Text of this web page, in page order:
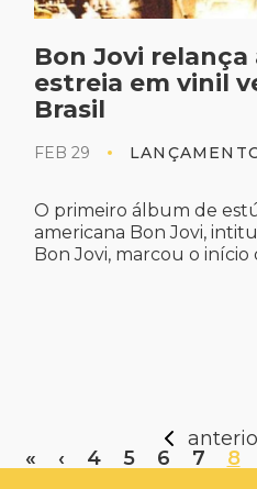
Bon Jovi
estreia em vinil
Brasil
FEB 29
O primeiro álbum de
americana Bon Jovi,
Bon Jovi, marcou o início
«
‹ 4 5 6 7 8